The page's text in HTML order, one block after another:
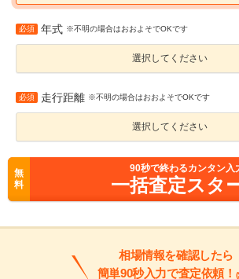
必須 年式 ※不明の場合はおおよそでOKです
選択してください
必須 走行距離 ※不明の場合はおおよそでOKです
選択してください
無
料
90秒で終わるカンタン入
一括査定スタ
相場情報を確認したら
簡単90秒入力で査定依頼！